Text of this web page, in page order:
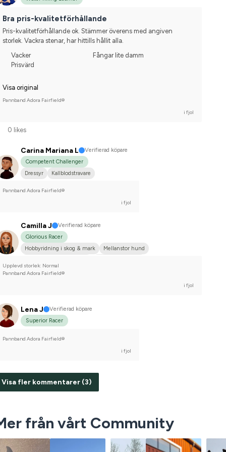
Bra pris-kvalitetförhållande
Pris-kvalitetförhållande ok. Stämmer överens med angiven
storlek. Vackra stenar, har hittills hållit alla.
Vacker
Prisvärd
Fångar lite damm
Visa original
Pannband Adora Fairfield®
i fjol
0 likes
Carina Mariana L
Verifierad köpare
Competent Challenger
Dressyr
Kallblodstravare
Pannband Adora Fairfield®
i fjol
Camilla J
Verifierad köpare
Glorious Racer
Hobbyridning i skog & mark
Mellanstor hund
Upplevd storlek: Normal
Pannband Adora Fairfield®
i fjol
Lena J
Verifierad köpare
Superior Racer
Pannband Adora Fairfield®
i fjol
Visa fler kommentarer (3)
från vårt Community